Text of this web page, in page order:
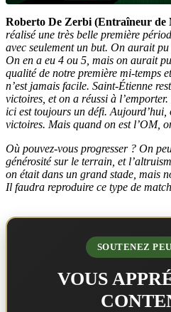
Roberto De Zerbi (Entraîneur de
réalisé une très belle première
avec seulement un but. On aurait
On en a eu 4 ou 5, mais on aurait
qualité de notre première mi-temps
n’est jamais facile. Saint-Étienne
victoires, et on a réussi à
ici est toujours un défi. Aujourd’hui,
victoires. Mais quand on est l’OM,
Où pouvez-vous progresser ? On
générosité sur le terrain, et
on était dans un grand stade, mais
Il faudra reproduire ce type de
SOUTENEZ
VOUS